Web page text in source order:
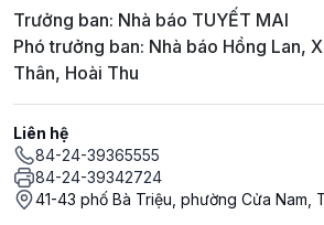
Trưởng ban: Nhà báo TUYẾT MAI
Phó trưởng ban: Nhà báo Hồng Lan,
Thân, Hoài Thu
Liên hệ
84-24-39365555
84-24-39342724
41-43 phố Bà Triệu, phường Cửa Nam,